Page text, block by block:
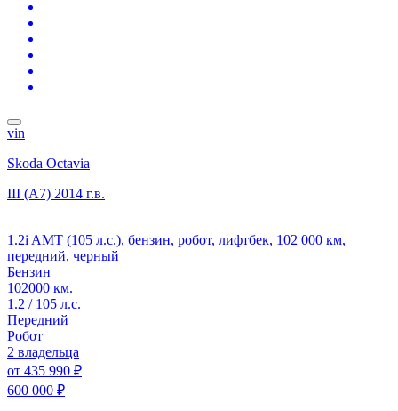
vin
Skoda Octavia
III (A7) 2014 г.в.
1.2i AMT (105 л.с.), бензин, робот, лифтбек, 102 000 км,
передний, черный
Бензин
102000 км.
1.2 / 105 л.с.
Передний
Робот
2 владельца
от 435 990 ₽
600 000 ₽